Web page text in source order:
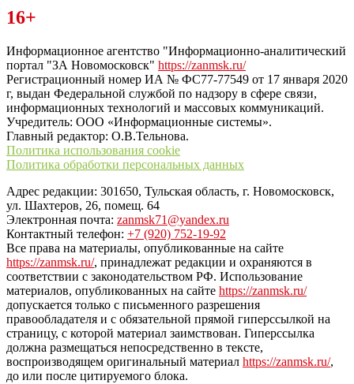
Читайте последние новости дня в Тульской области на сайте
“ЗаНовомосковск”
16+
Информационное агентство "Информационно-аналитический
портал "ЗА Новомосковск" https://zanmsk.ru/
Регистрационный номер ИА № ФС77-77549 от 17 января 2020
г, выдан Федеральной службой по надзору в сфере связи,
информационных технологий и массовых коммуникаций.
Учредитель: ООО «Информационные системы».
Главный редактор: О.В.Тельнова.
Политика использования cookie
Политика обработки персональных данных
Адрес редакции: 301650, Тульская область, г. Новомосковск,
ул. Шахтеров, 26, помещ. 64
Электронная почта: zanmsk71@yandex.ru
Контактный телефон: +7 (920) 752-19-92
Все права на материалы, опубликованные на сайте
https://zanmsk.ru/, принадлежат редакции и охраняются в
соответствии с законодательством РФ. Использование
материалов, опубликованных на сайте https://zanmsk.ru/
допускается только с письменного разрешения
правообладателя и с обязательной прямой гиперссылкой на
страницу, с которой материал заимствован. Гиперссылка
должна размещаться непосредственно в тексте,
воспроизводящем оригинальный материал https://zanmsk.ru/,
до или после цитируемого блока.